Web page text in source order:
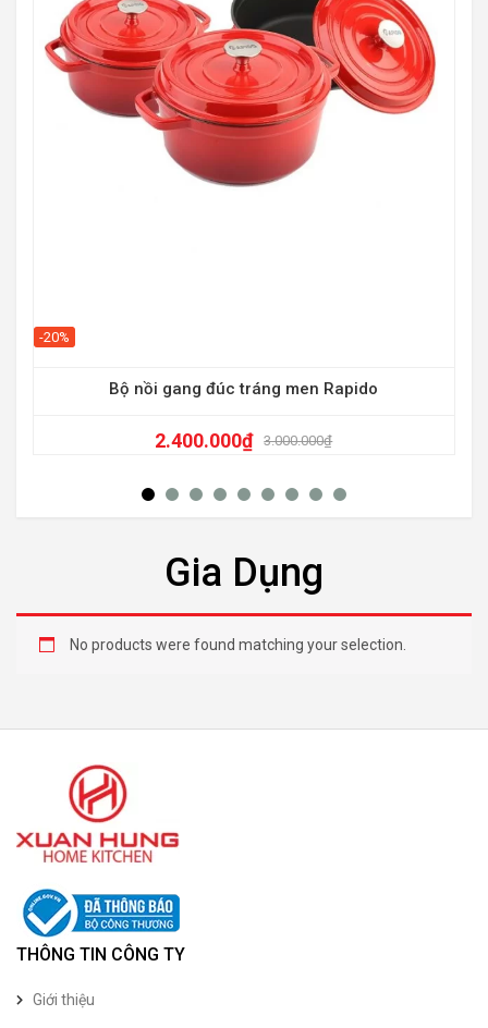
-20%
Bộ nồi gang đúc tráng men Rapido
3.000.000₫
2.400.000₫
Gia Dụng
No products were found matching your selection.
THÔNG TIN CÔNG TY
Giới thiệu